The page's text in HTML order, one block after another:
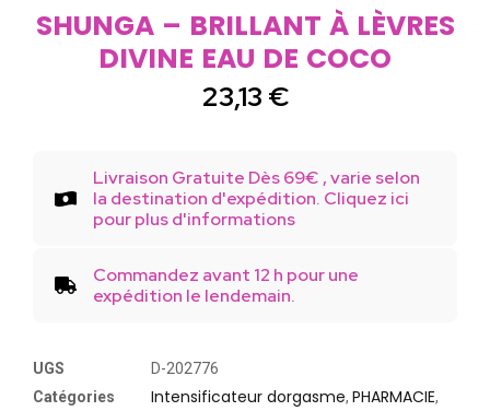
SHUNGA – BRILLANT À LÈVRES
DIVINE EAU DE COCO
23,13 €
Livraison Gratuite Dès 69€ , varie selon
la destination d'expédition. Cliquez ici
pour plus d'informations
Commandez avant 12 h pour une
expédition le lendemain.
UGS
D-202776
Catégories
Intensificateur dorgasme, PHARMACIE,